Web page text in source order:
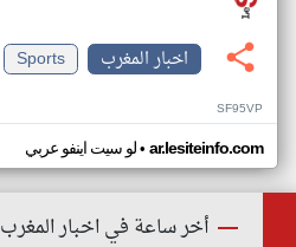
اخبار المغرب
Sports
SF95VP
لو سيت اينفو عربي• ar.lesiteinfo.com
أخر ساعة في اخبار المغرب